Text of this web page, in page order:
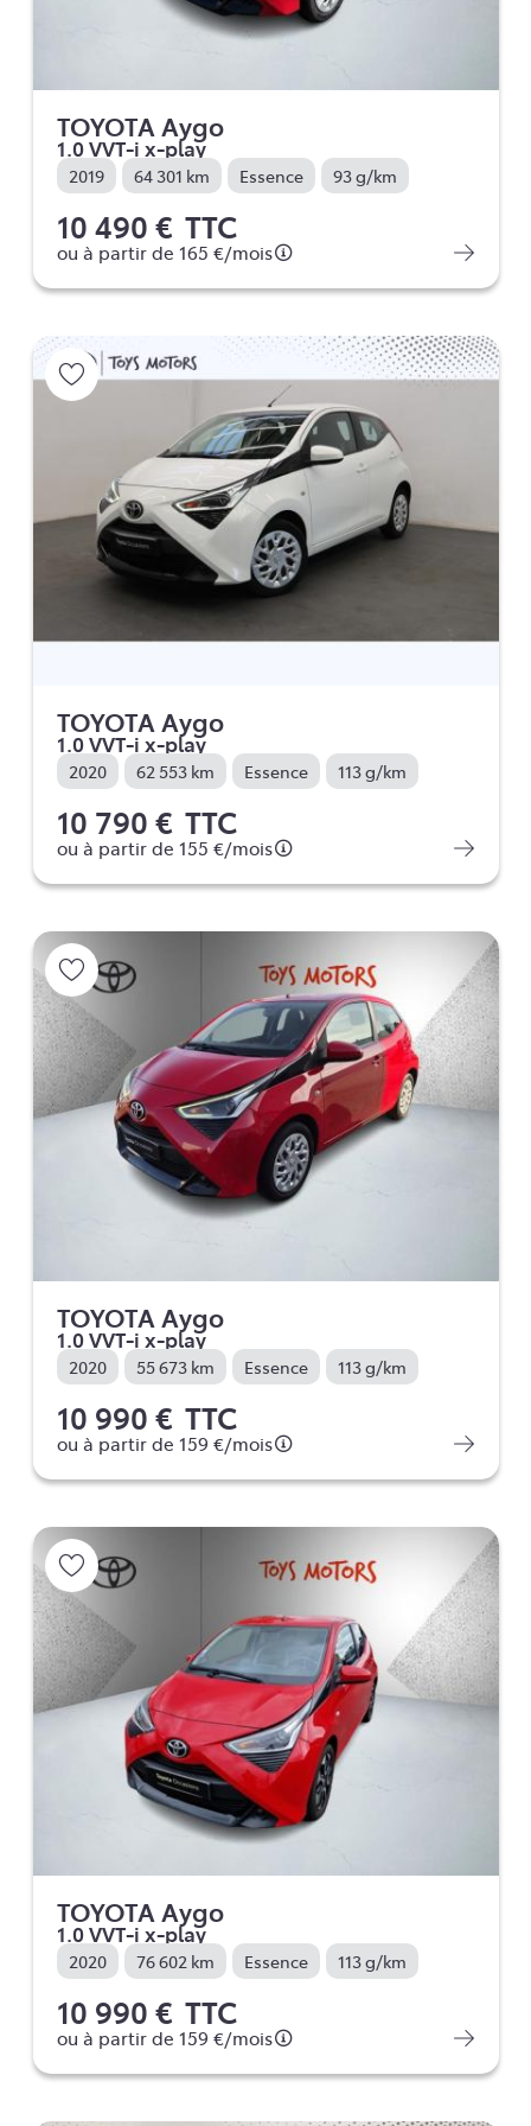
TOYOTA Aygo
1.0 VVT-i x-play
2019 64 301 km Essence 93 g/km
10 490 € TTC
ou à partir de 165 €/mois
TOYOTA Aygo
1.0 VVT-i x-play
2020 62 553 km Essence 113 g/km
10 790 € TTC
ou à partir de 155 €/mois
TOYOTA Aygo
1.0 VVT-i x-play
2020 55 673 km Essence 113 g/km
10 990 € TTC
ou à partir de 159 €/mois
TOYOTA Aygo
1.0 VVT-i x-play
2020 76 602 km Essence 113 g/km
10 990 € TTC
ou à partir de 159 €/mois